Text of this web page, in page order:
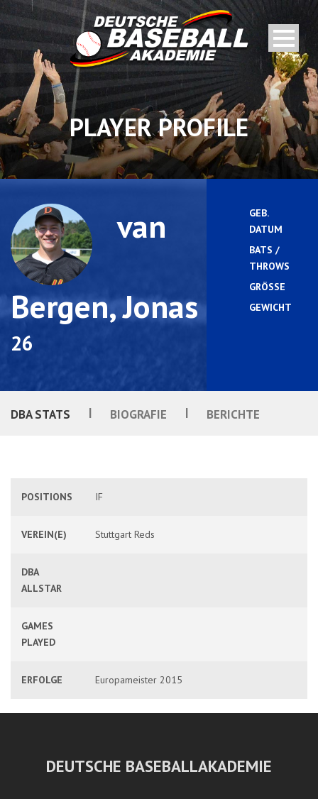
PLAYER PROFILE
van
Bergen, Jonas
26
GEB.
DATUM
BATS /
THROWS
GRÖSSE
GEWICHT
DBA STATS | BIOGRAFIE | BERICHTE
POSITIONS IF
VEREIN(E) Stuttgart Reds
DBA
ALLSTAR
GAMES
PLAYED
ERFOLGE Europameister 2015
DEUTSCHE BASEBALLAKADEMIE